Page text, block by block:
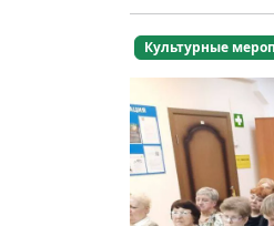
Культурные